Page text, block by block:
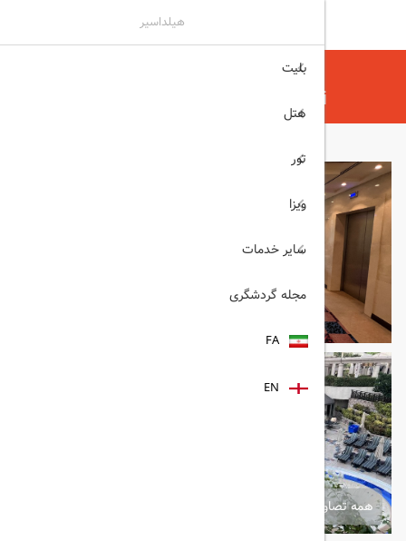
هیلداسیر
Swissotel Al Murooj Dubi دبی
همه تصاویر
هیلداسیر
بلیت
هتل
تور
ویزا
سایر خدمات
مجله گردشگری
FA
EN